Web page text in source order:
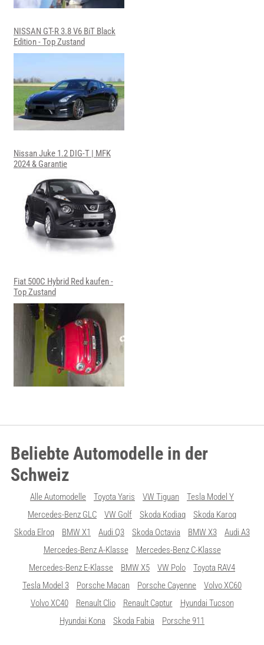
NISSAN GT-R 3.8 V6 BiT Black
Edition - Top Zustand
Nissan Juke 1.2 DIG-T | MFK
2024 & Garantie
Fiat 500C Hybrid Red kaufen -
Top Zustand
Beliebte Automodelle in der
Schweiz
Alle Automodelle Toyota Yaris VW Tiguan
Tesla Model Y
Mercedes-Benz GLC
VW Golf Skoda Kodiaq
Skoda Karoq
Skoda Elroq
BMW X1 Audi Q3 Skoda Octavia BMW X3
Audi A3
Mercedes-Benz A-Klasse
Mercedes-Benz C-Klasse
Mercedes-Benz E-Klasse
BMW X5 VW Polo
Toyota RAV4
Tesla Model 3
Porsche Macan Porsche Cayenne
Volvo XC60
Volvo XC40
Renault Clio Renault Captur
Hyundai Tucson
Hyundai Kona
Skoda Fabia Porsche 911